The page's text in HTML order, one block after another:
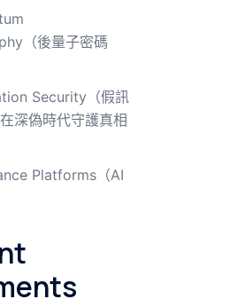
（後量子密碼
Security（假訊
深偽時代守護真相
Platforms（AI